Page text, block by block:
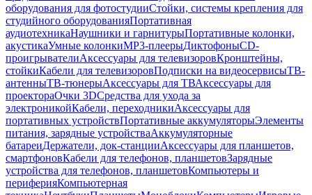
оборудования для фотостудииСтойки, системы крепления для
студийного оборудованияПортативная
аудиотехникаНаушники и гарнитурыПортативные колонки,
акустикаУмные колонкиMP3-плеерыДиктофоныCD-
проигрывателиАксессуары для телевизоровКронштейны,
стойкиКабели для телевизоровПодписки на видеосервисыТВ-
антенныТВ-тюнерыАксессуары для ТВАксессуары для
проектораОчки 3DСредства для ухода за
электроникойКабели, переходникиАксессуары для
портативных устройствПортативные аккумуляторыЭлементы
питания, зарядные устройстваАккумуляторные
батареиДержатели, док-станцииАксессуары для планшетов,
смартфоновКабели для телефонов, планшетовЗарядные
устройства для телефонов, планшетовКомпьютеры и
периферияКомпьютерная